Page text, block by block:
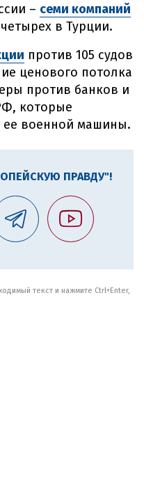
– семи компаний
в Турции.
против 105 судов
ценового потолка
против банков и
которые
ее военной машины.
ПРАВДУ"!
текст и нажмите Ctrl+Enter,